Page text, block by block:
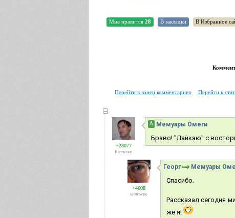
Мне нравится 28 В закладки В Избранное
Перейти в конец комментариев Перейти к
+28077
В отпуске
А Мемуары Омеги
Браво! "Лайкаю" с
+4608
В отпуске
Георг Мемуары
Спасибо.
Рассказал сегодня
же я!